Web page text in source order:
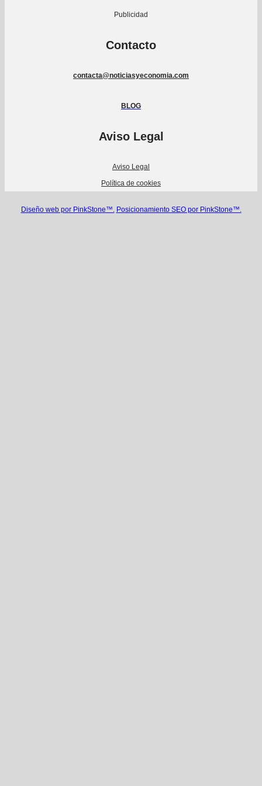
Publicidad
Contacto
contacta@noticiasyeconomia.com
BLOG
Aviso Legal
Aviso Legal
Política de cookies
Diseño web por PinkStone™. Posicionamiento SEO por PinkStone™.